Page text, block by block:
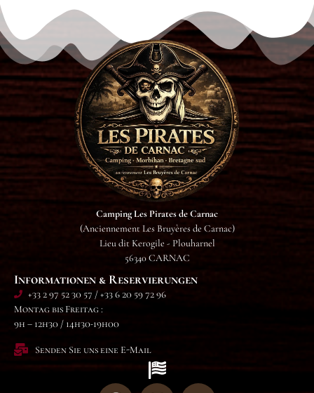
Camping Les Pirates de Carnac
(Anciennement Les Bruyères de Carnac)
Lieu dit Kerogile - Plouharnel
56340 CARNAC
Informationen & Reservierungen
+33 2 97 52 30 57 / +33 6 20 59 72 96
Montag bis Freitag :
9h – 12h30 / 14h30-19h00
Senden Sie uns eine E-Mail